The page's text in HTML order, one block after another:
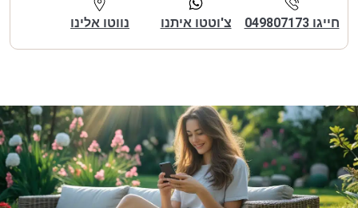
חייגו 049807173 צ'וטטו איתנו נווטו אלינו